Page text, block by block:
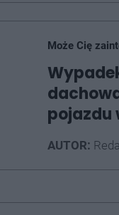
Może Cię
pojazdu
AUTOR: